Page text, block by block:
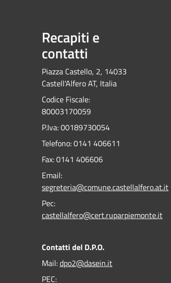
Recapiti e
contatti
Piazza Castello, 2, 14033
Castell'Alfero AT, Italia
Codice Fiscale:
80003170059
P.Iva: 00189730054
Telefono:0141 406611
Fax:0141 406606
Email:
segreteria@comune.castellalfero.at.it
Pec:
castellalfero@cert.ruparpiemonte.it
Contatti del D.P.O.
Mail:dpo2@dasein.it
PEC: